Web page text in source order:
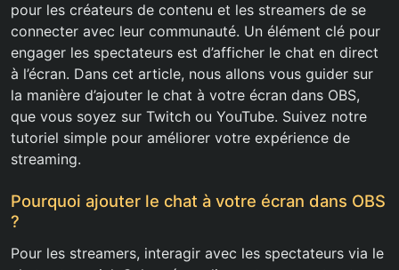
pour les créateurs de contenu et les streamers de se
connecter avec leur communauté. Un élément clé pour
engager les spectateurs est d’afficher le chat en direct
à l’écran. Dans cet article, nous allons vous guider sur
la manière d’ajouter le chat à votre écran dans OBS,
que vous soyez sur Twitch ou YouTube. Suivez notre
tutoriel simple pour améliorer votre expérience de
streaming.
Pourquoi ajouter le chat à votre écran dans OBS
?
Pour les streamers, interagir avec les spectateurs via le